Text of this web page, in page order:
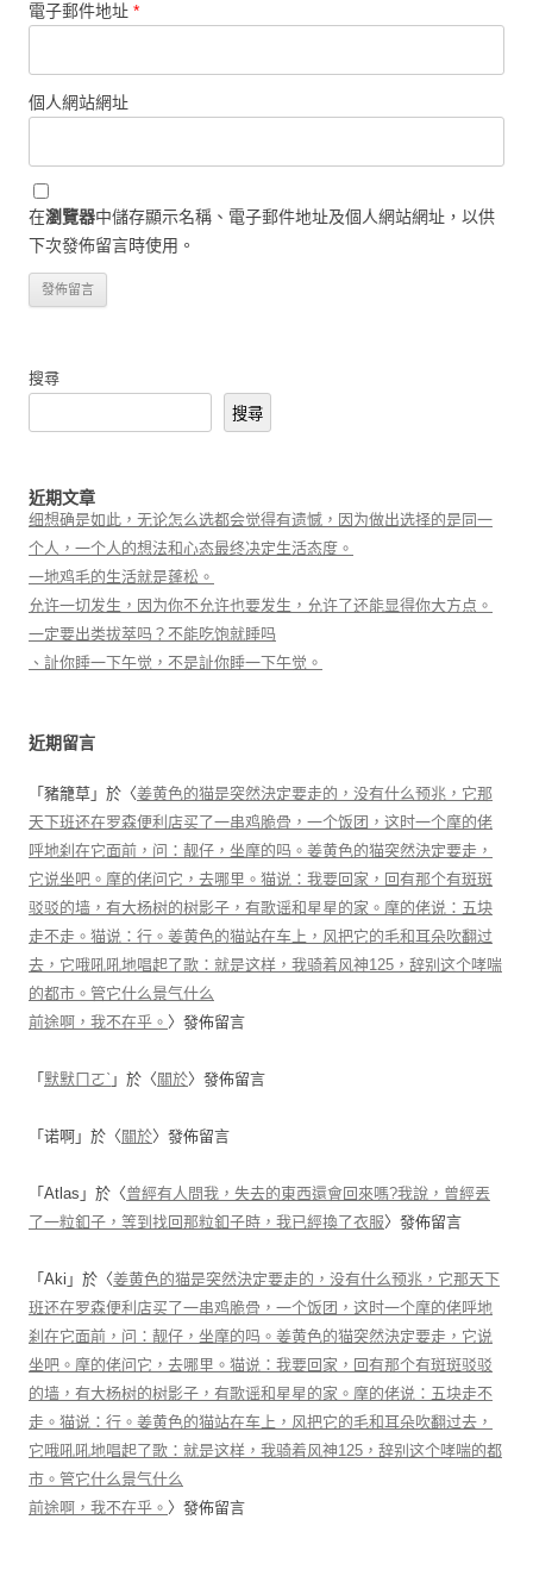
電子郵件地址 *
個人網站網址
在瀏覽器中儲存顯示名稱、電子郵件地址及個人網站網址，以供
下次發佈留言時使用。
搜尋
搜尋
近期文章
细想确是如此，无论怎么选都会觉得有遗憾，因为做出选择的是同一
个人，一个人的想法和心态最终决定生活态度。
一地鸡毛的生活就是蓬松。
允许一切发生，因为你不允许也要发生，允许了还能显得你大方点。
一定要出类拔萃吗？不能吃饱就睡吗
、訨你睡一下午觉，不是訨你睡一下午觉。
近期留言
「 豬籠草 」於〈姜黄色的猫是突然決定要走的，没有什么预兆，它那
天下班还在罗森便利店买了一串鸡脆骨，一个饭团，这时一个摩的佬
呼地刹在它面前，问：靓仔，坐摩的吗。姜黄色的猫突然決定要走，
它说坐吧。摩的佬问它，去哪里。猫说：我要回家，回有那个有斑斑
驳驳的墙，有大杨树的树影子，有歌谣和星星的家。摩的佬说：五块
走不走。猫说：行。姜黄色的猫站在车上，风把它的毛和耳朵吹翻过
去，它哦吼吼地唱起了歌：就是这样，我骑着风神125，辞别这个哮喘
的都市。管它什么景气什么
前途啊，我不在乎。 〉發佈留言
「 默默ㄇㄛˋ 」於〈 關於〉發佈留言
「 诺啊 」於〈 關於〉發佈留言
「 Atlas 」於〈曾經有人問我，失去的東西還會回來嗎?我說，曾經丟
了一粒釦子，等到找回那粒釦子時，我已經換了衣服〉發佈留言
「 Aki 」於〈姜黄色的猫是突然決定要走的，没有什么预兆，它那天下
班还在罗森便利店买了一串鸡脆骨，一个饭团，这时一个摩的佬呼地
刹在它面前，问：靓仔，坐摩的吗。姜黄色的猫突然決定要走，它说
坐吧。摩的佬问它，去哪里。猫说：我要回家，回有那个有斑斑驳驳
的墙，有大杨树的树影子，有歌谣和星星的家。摩的佬说：五块走不
走。猫说：行。姜黄色的猫站在车上，风把它的毛和耳朵吹翻过去，
它哦吼吼地唱起了歌：就是这样，我骑着风神125，辞别这个哮喘的都
市。管它什么景气什么
前途啊，我不在乎。 〉發佈留言